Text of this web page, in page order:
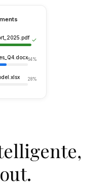
64%